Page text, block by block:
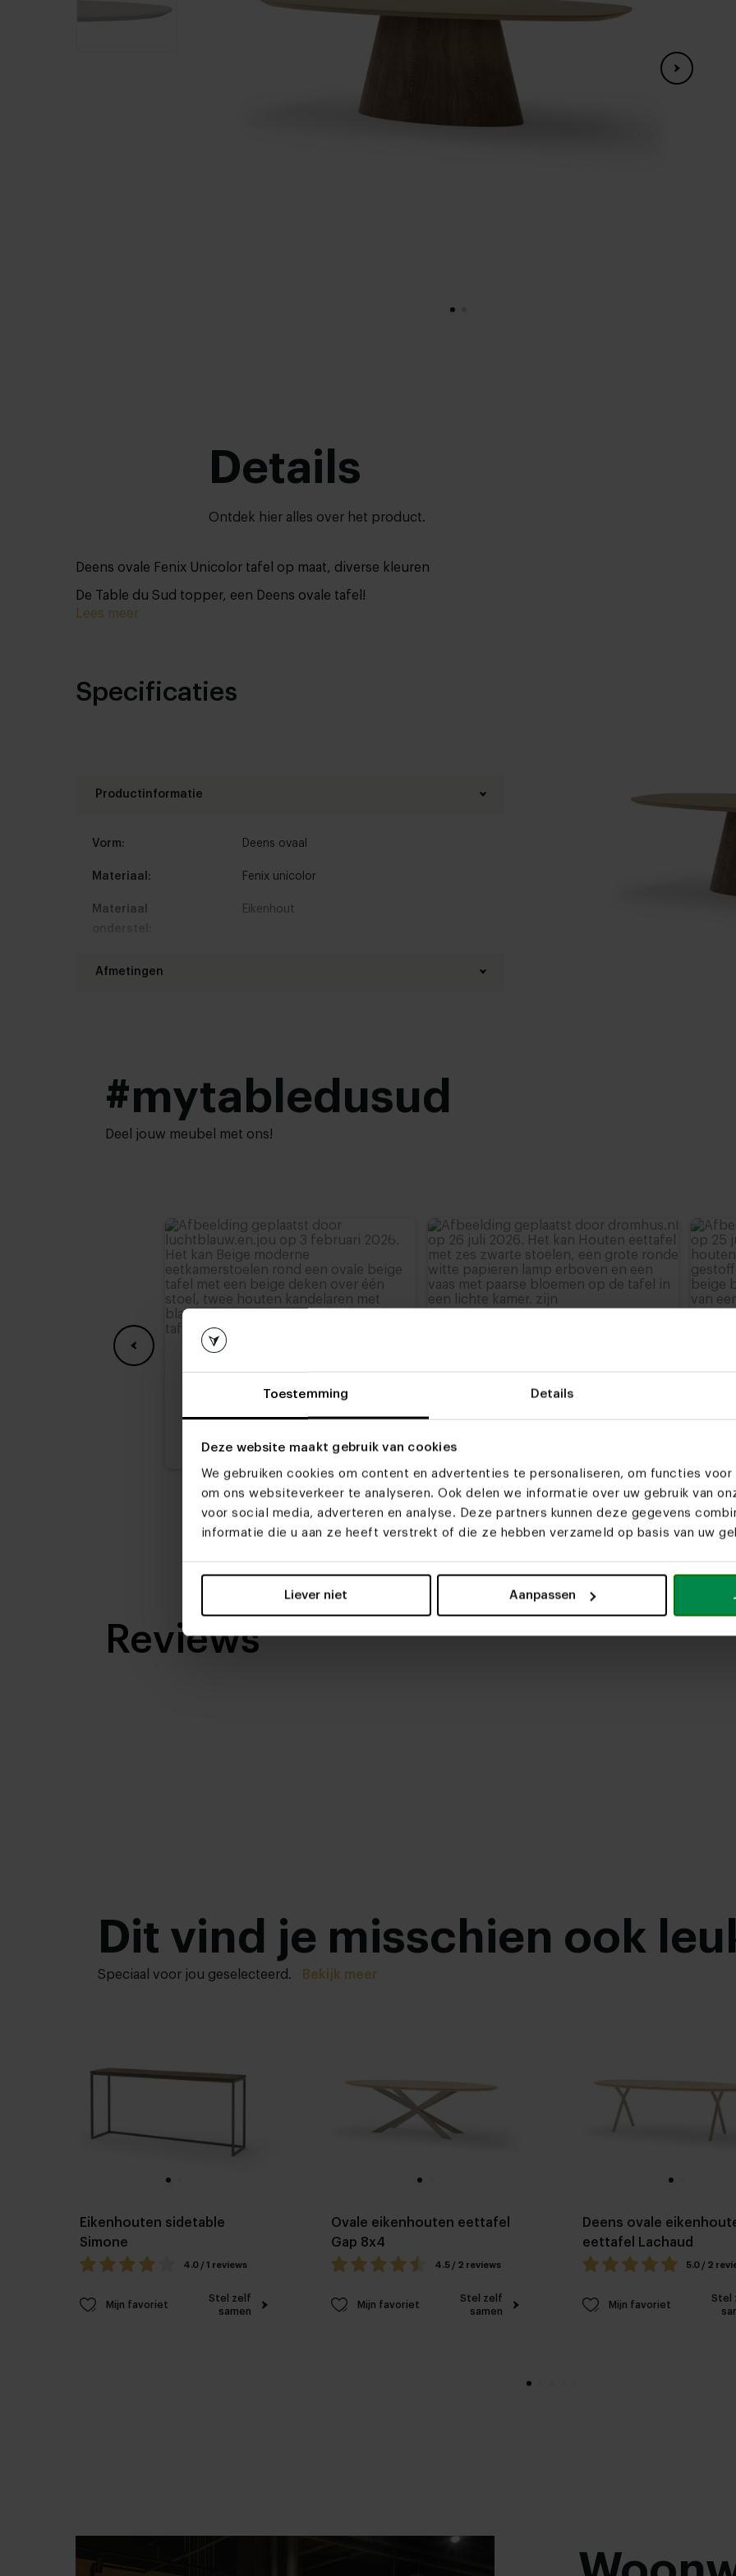
Toestemming Details
Deze website maakt gebruik van cookies
We gebruiken cookies om content en advertenties te personaliseren, om functies
om ons websiteverkeer te analyseren. Ook delen we informatie over uw gebruik van
voor social media, adverteren en analyse. Deze partners kunnen deze gegevens
informatie die u aan ze heeft verstrekt of die ze hebben verzameld op basis van uw
Liever niet Aanpassen
Details
Ontdek hier alles over het product.
Deens ovale Fenix Unicolor tafel op maat, diverse kleuren
De Table du Sud topper, een Deens ovale tafel!
Lees meer
Specificaties
Productinformatie
Vorm: Deens ovaal
Materiaal: Fenix unicolor
Materiaal
Eikenhout
Afmetingen
Bladdikte: 4 cm
Hoogte tafelblad:
78 cm
#mytabledusud
Deel jouw meubel met ons!
upload media
Reviews
Dit vind je misschien ook
Speciaal voor jou geselecteerd. Bekijk meer
Eikenhouten sidetable
Simone
4.0 / 1 reviews
Mijn favoriet
Stel zelf
samen
Ovale eikenhouten eettafel
Gap 8x4
4.5 / 2 reviews
Mijn favoriet
Stel zelf
samen
Deens ovale
eettafel Lachaud
5.0 / 2
Mijn favoriet
Stel